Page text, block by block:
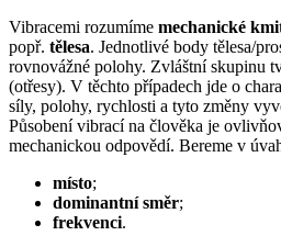
Vibracemi rozumíme mechanické
popř. tělesa. Jednotlivé body tělesa/
rovnovážné polohy. Zvláštní skupinu
(otřesy). V těchto případech jde o
síly, polohy, rychlosti a tyto změny
Působení vibrací na člověka je
mechanickou odpovědí. Bereme v
místo;
dominantní směr;
frekvenci.